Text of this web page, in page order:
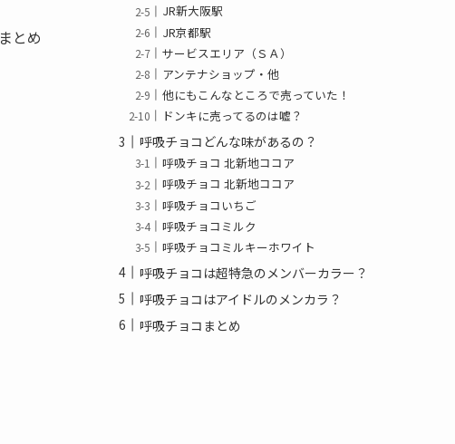
とめ
JR新大阪駅
JR京都駅
サービスエリア（ＳＡ）
アンテナショップ・他
他にもこんなところで売っていた！
ドンキに売ってるのは嘘？
呼吸チョコどんな味があるの？
呼吸チョコ 北新地ココア
呼吸チョコ 北新地ココア
呼吸チョコいちご
呼吸チョコミルク
呼吸チョコミルキーホワイト
呼吸チョコは超特急のメンバーカラー？
呼吸チョコはアイドルのメンカラ？
呼吸チョコまとめ